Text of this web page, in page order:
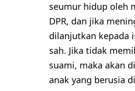
seumur hidup oleh
DPR, dan jika
dilanjutkan kepada
sah. Jika tidak
suami, maka akan
anak yang berusia